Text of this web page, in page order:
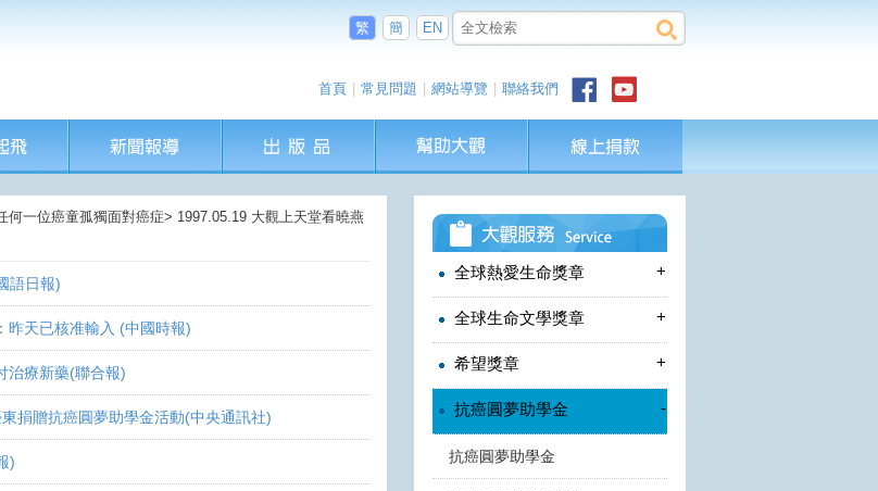
繁 簡 EN
首頁 常見問題 網站導覽 聯絡我們
一位癌童孤獨面對癌症> 1997.05.19 大觀上天堂看曉燕
語日報)
昨天已核准輸入 (中國時報)
治療新藥(聯合報)
捐贈抗癌圓夢助學金活動(中央通訊社)
)
全球熱愛生命獎章 +
全球生命文學獎章 +
希望獎章 +
抗癌圓夢助學金 -
抗癌圓夢助學金